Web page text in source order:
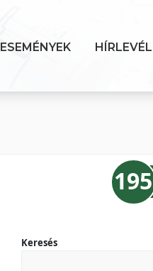
ESEMÉNYEK HÍRLEVÉL
195
Keresés